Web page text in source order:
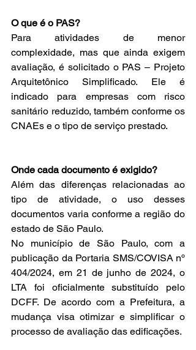
O que é o PAS?
Para atividades de menor
complexidade, mas que ainda exigem
avaliação, é solicitado o PAS – Projeto
Arquitetônico Simplificado. Ele é
indicado para empresas com risco
sanitário reduzido, também conforme os
CNAEs e o tipo de serviço prestado.
Onde cada documento é exigido?
Além das diferenças relacionadas ao
tipo de atividade, o uso desses
documentos varia conforme a região do
estado de São Paulo.
No município de São Paulo, com a
publicação da Portaria SMS/COVISA nº
404/2024, em 21 de junho de 2024, o
LTA foi oficialmente substituído pelo
DCFF. De acordo com a Prefeitura, a
mudança visa otimizar e simplificar o
processo de avaliação das edificações.